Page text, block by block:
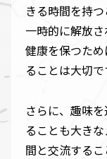
きる時間を持
一時的に解放
健康を保つた
ることは大切で
さらに、趣味
ることも大き
間と交流する